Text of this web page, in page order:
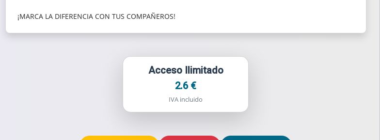
¡MARCA LA DIFERENCIA CON TUS COMPAÑEROS!
Acceso Ilimitado
2.6 €
IVA incluido